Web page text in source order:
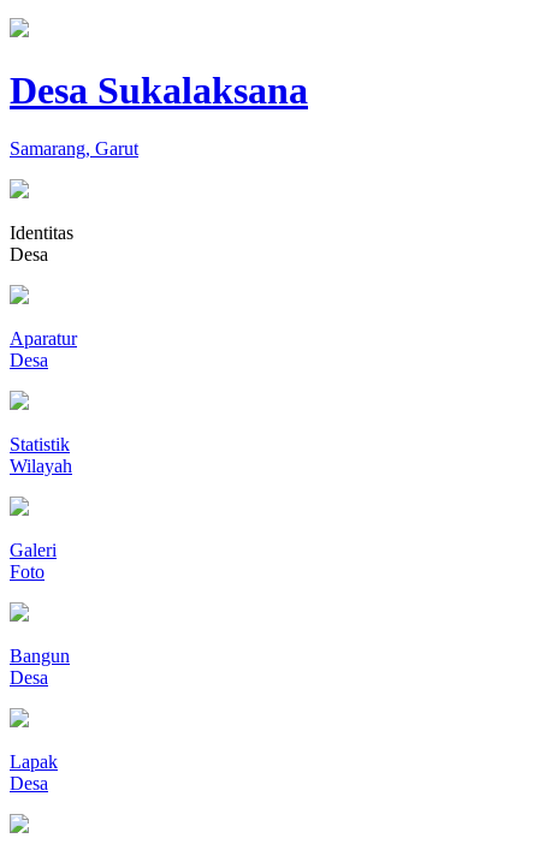
Desa Sukalaksana
Samarang, Garut
Identitas
Desa
Aparatur
Desa
Statistik
Wilayah
Galeri
Foto
Bangun
Desa
Lapak
Desa